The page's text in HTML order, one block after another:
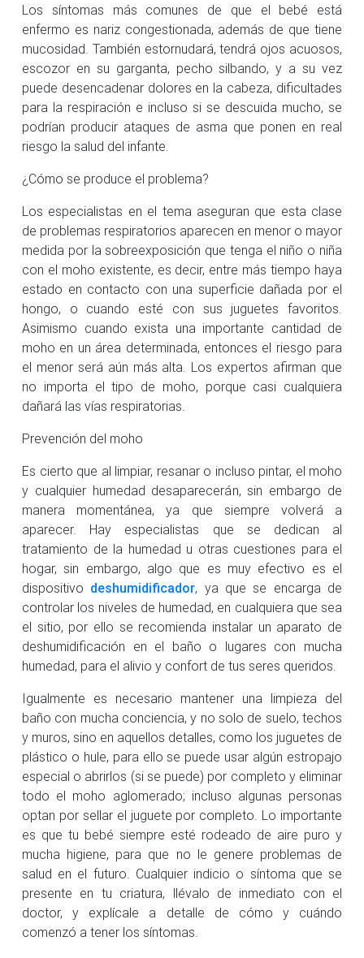
Los síntomas más comunes de que el bebé está
enfermo es nariz congestionada, además de que tiene
mucosidad. También estornudará, tendrá ojos acuosos,
escozor en su garganta, pecho silbando, y a su vez
puede desencadenar dolores en la cabeza, dificultades
para la respiración e incluso si se descuida mucho, se
podrían producir ataques de asma que ponen en real
riesgo la salud del infante.
¿Cómo se produce el problema?
Los especialistas en el tema aseguran que esta clase
de problemas respiratorios aparecen en menor o mayor
medida por la sobreexposición que tenga el niño o niña
con el moho existente, es decir, entre más tiempo haya
estado en contacto con una superficie dañada por el
hongo, o cuando esté con sus juguetes favoritos.
Asimismo cuando exista una importante cantidad de
moho en un área determinada, entonces el riesgo para
el menor será aún más alta. Los expertos afirman que
no importa el tipo de moho, porque casi cualquiera
dañará las vías respiratorias.
Prevención del moho
Es cierto que al limpiar, resanar o incluso pintar, el moho
y cualquier humedad desaparecerán, sin embargo de
manera momentánea, ya que siempre volverá a
aparecer. Hay especialistas que se dedican al
tratamiento de la humedad u otras cuestiones para el
hogar, sin embargo, algo que es muy efectivo es el
dispositivo deshumidificador, ya que se encarga de
controlar los niveles de humedad, en cualquiera que sea
el sitio, por ello se recomienda instalar un aparato de
deshumidificación en el baño o lugares con mucha
humedad, para el alivio y confort de tus seres queridos.
Igualmente es necesario mantener una limpieza del
baño con mucha conciencia, y no solo de suelo, techos
y muros, sino en aquellos detalles, como los juguetes de
plástico o hule, para ello se puede usar algún estropajo
especial o abrirlos (si se puede) por completo y eliminar
todo el moho aglomerado; incluso algunas personas
optan por sellar el juguete por completo. Lo importante
es que tu bebé siempre esté rodeado de aire puro y
mucha higiene, para que no le genere problemas de
salud en el futuro. Cualquier indicio o síntoma que se
presente en tu criatura, llévalo de inmediato con el
doctor, y explícale a detalle de cómo y cuándo
comenzó a tener los síntomas.